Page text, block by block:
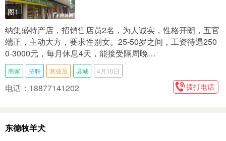
图1
纳集盛特产店，招销售店员2名，为人诚实，性格开朗，五官
端正，主动大方，要求性别女。25-50岁之间，工资待遇250
0-3000元，每月休息4天，能接受隔周晚…
商家 招聘 营业员 县城 4月10日
电话：18877141202 拨打电话
东德牧羊犬